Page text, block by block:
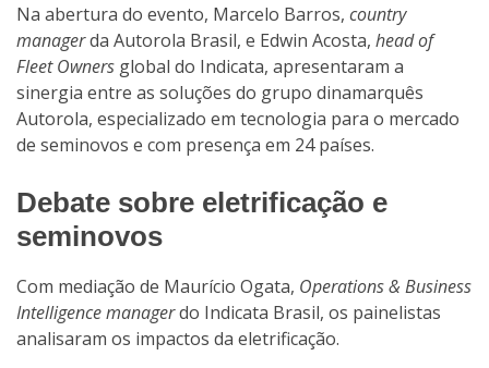
Na abertura do evento, Marcelo Barros, country
managerda Autorola Brasil, e Edwin Acosta, head of
Fleet Owners global do Indicata, apresentaram a
sinergia entre as soluções do grupo dinamarquês
Autorola, especializado em tecnologia para o mercado
de seminovos e com presença em 24 países.
Debate sobre eletrificação e
seminovos
Com mediação de Maurício Ogata, Operations & Business
Intelligence managerdo Indicata Brasil, os painelistas
analisaram os impactos da eletrificação.